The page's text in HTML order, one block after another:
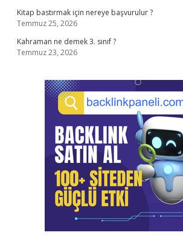
Kitap bastırmak için nereye başvurulur ?
Temmuz 25, 2026
Kahraman ne demek 3. sınıf ?
Temmuz 23, 2026